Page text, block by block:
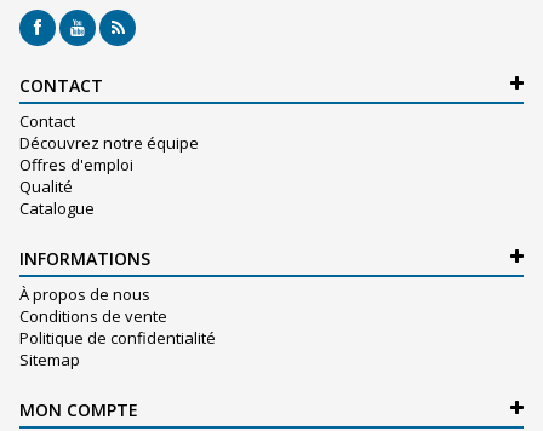
CONTACT
Contact
Découvrez notre équipe
Offres d'emploi
Qualité
Catalogue
INFORMATIONS
À propos de nous
Conditions de vente
Politique de confidentialité
Sitemap
MON COMPTE